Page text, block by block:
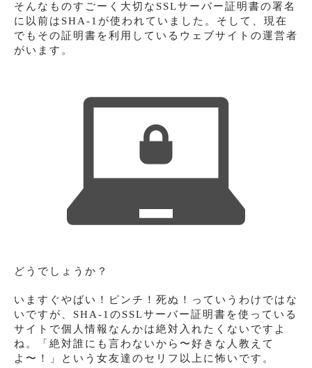
そんなものすごーく大切なSSLサーバー証明書の署名
に以前はSHA-1が使われていました。そして、現在
でもその証明書を利用しているウェブサイトの運営者
がいます。
どうでしょうか？
いますぐやばい！ピンチ！死ぬ！っていうわけではな
いですが、SHA-1のSSLサーバー証明書を使っている
サイトで個人情報なんかは絶対入れたくないですよ
ね。「絶対誰にも言わないから〜好きな人教えて
よ〜！」という女友達のセリフ以上に怖いです。